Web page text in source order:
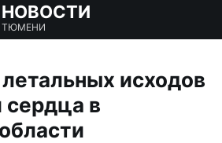
НОВОСТИ
ТЮМЕНИ
исходов
сердца в